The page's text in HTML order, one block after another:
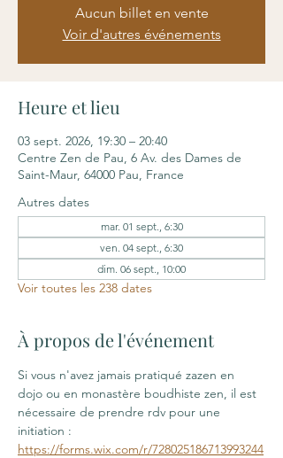
Aucun billet en vente
Voir d'autres événements
Heure et lieu
03 sept. 2026, 19:30 – 20:40
Centre Zen de Pau, 6 Av. des Dames de
Saint-Maur, 64000 Pau, France
Autres dates
mar. 01 sept., 6:30
ven. 04 sept., 6:30
dim. 06 sept., 10:00
Voir toutes les 238 dates
À propos de l'événement
Si vous n'avez jamais pratiqué zazen en
dojo ou en monastère boudhiste zen, il est
nécessaire de prendre rdv pour une
initiation :
https://forms.wix.com/r/728025186713993244